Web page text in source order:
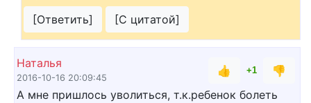
[Ответить]
[С цитатой]
Наталья
2016-10-16 20:09:45
👍 +1
👎
А мне пришлось уволиться, т.к.ребенок болеть